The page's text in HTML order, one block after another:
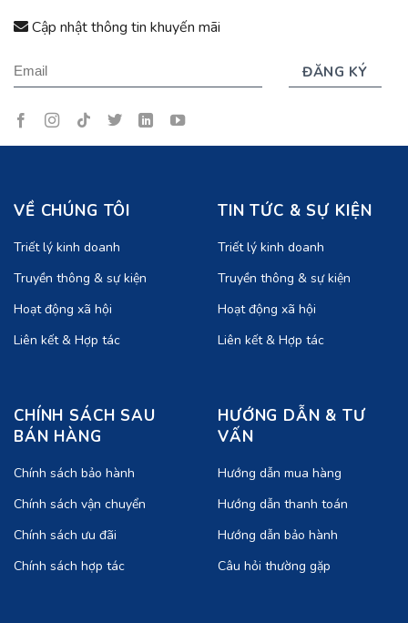
Cập nhật thông tin khuyến mãi
VỀ CHÚNG TÔI
Triết lý kinh doanh
Truyền thông & sự kiện
Hoạt động xã hội
Liên kết & Hợp tác
TIN TỨC & SỰ KIỆN
Triết lý kinh doanh
Truyền thông & sự kiện
Hoạt động xã hội
Liên kết & Hợp tác
CHÍNH SÁCH SAU
BÁN HÀNG
Chính sách bảo hành
Chính sách vận chuyển
Chính sách ưu đãi
Chính sách hợp tác
HƯỚNG DẪN & TƯ
VẤN
Hướng dẫn mua hàng
Hướng dẫn thanh toán
Hướng dẫn bảo hành
Câu hỏi thường gặp